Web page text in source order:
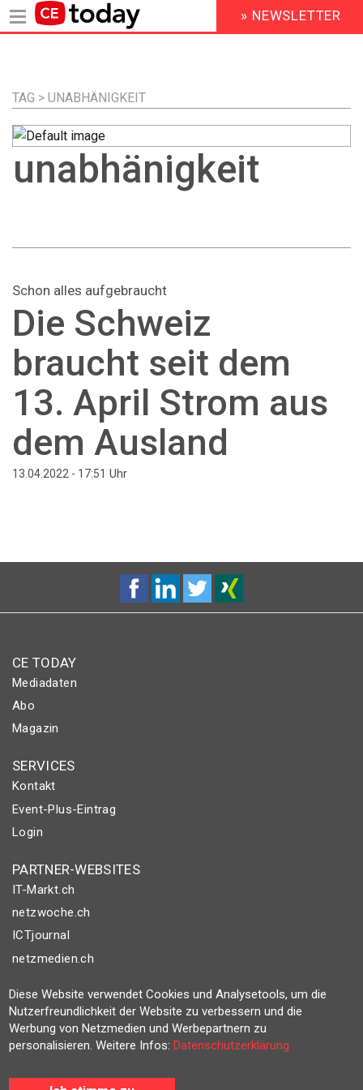
Inhalt
HEADER
MENU
» NEWSLETTER
TAG > UNABHÄNIGKEIT
unabhänigkeit
Schon alles aufgebraucht
Die Schweiz
braucht seit dem
13. April Strom aus
dem Ausland
13.04.2022 - 17:51 Uhr
CE TODAY
Mediadaten
Abo
Magazin
SERVICES
Kontakt
Event-Plus-Eintrag
Login
PARTNER-WEBSITES
IT-Markt.ch
netzwoche.ch
ICTjournal
netzmedien.ch
© NETZMEDIEN AG 2026
Impressum
Datenschutzerklärung
Diese Website verwendet Cookies und Analysetools, um die
Nutzerfreundlichkeit der Website zu verbessern und die
Werbung von Netzmedien und Werbepartnern zu
personalisieren. Weitere Infos:Datenschutzerklärung